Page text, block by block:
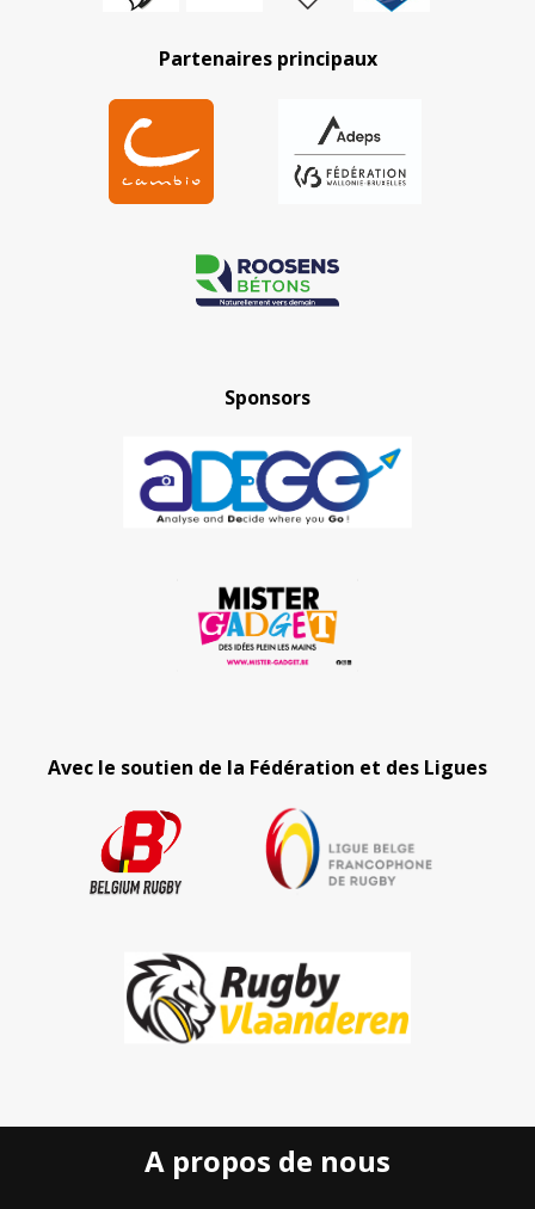
Partenaires principaux
Sponsors
Avec le soutien de la Fédération et des Ligues
A propos de nous